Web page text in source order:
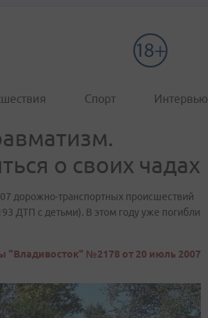
Спорт Интервью
о своих чадах
дорожно-транспортных происшествий
ДТП с детьми). В этом году уже погибли
"Владивосток" №2178 от 20 июль 2007